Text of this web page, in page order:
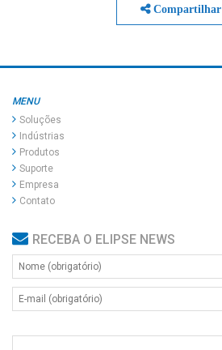
Compartilhar
MENU
Soluções
Indústrias
Produtos
Suporte
Empresa
Contato
RECEBA O ELIPSE NEWS